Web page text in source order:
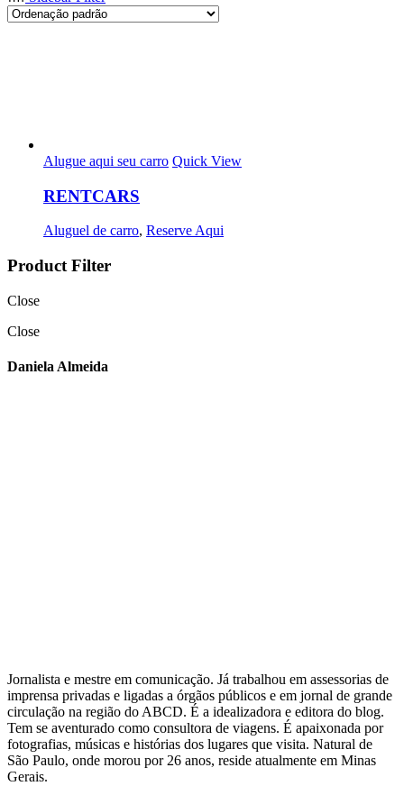
Alugue aqui seu carro Quick View
RENTCARS
Aluguel de carro, Reserve Aqui
Product Filter
Close
Close
Daniela Almeida
Jornalista e mestre em comunicação. Já trabalhou em assessorias de
imprensa privadas e ligadas a órgãos públicos e em jornal de grande
circulação na região do ABCD. É a idealizadora e editora do blog.
Tem se aventurado como consultora de viagens. É apaixonada por
fotografias, músicas e histórias dos lugares que visita. Natural de
São Paulo, onde morou por 26 anos, reside atualmente em Minas
Gerais.